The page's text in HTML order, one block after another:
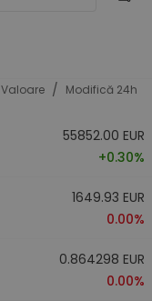
Valoare / Modifică 24h
55852.00 EUR
+0.30%
1649.93 EUR
0.00%
0.864298 EUR
0.00%